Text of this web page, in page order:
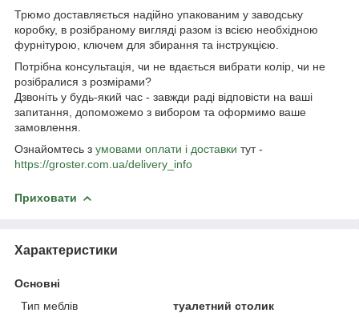
Трюмо доставляється надійно упакованим у заводську
коробку, в розібраному вигляді разом із всією необхідною
фурнітурою, ключем для збирання та інструкцією.
Потрібна консультація, чи не вдається вибрати колір, чи не
розібралися з розмірами?
Дзвоніть у будь-який час - завжди раді відповісти на ваші
запитання, допоможемо з вибором та оформимо ваше
замовлення.
Ознайомтесь з умовами оплати і доставки тут -
https://groster.com.ua/delivery_info
Приховати
Характеристики
Основні
Тип меблів
туалетний столик